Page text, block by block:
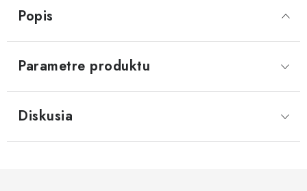
Popis
Parametre produktu
Diskusia